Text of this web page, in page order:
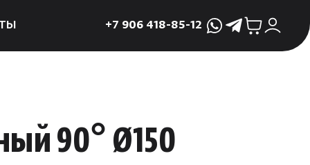
+7 906 418-85-12
WhatsApp
Telegram
90° Ø150